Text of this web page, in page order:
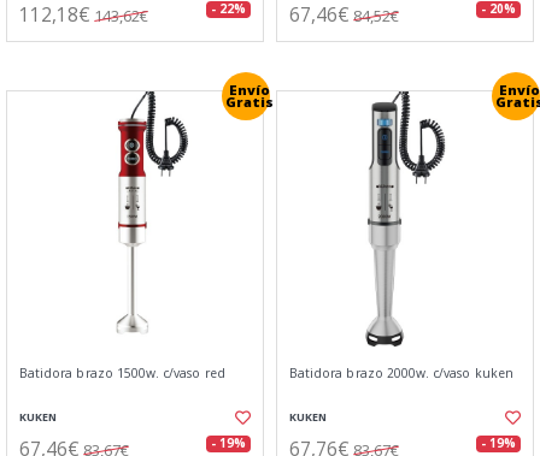
112,18€ 143,62€ - 22% 67,46€ 84,52€ - 20%
Envío
Gratis
Batidora brazo 1500w. c/vaso red
KUKEN
67,46€ 83,67€ - 19%
Envío
Batidora brazo 2000w. c/vaso kuken
KUKEN
67,76€ 83,67€ - 19%